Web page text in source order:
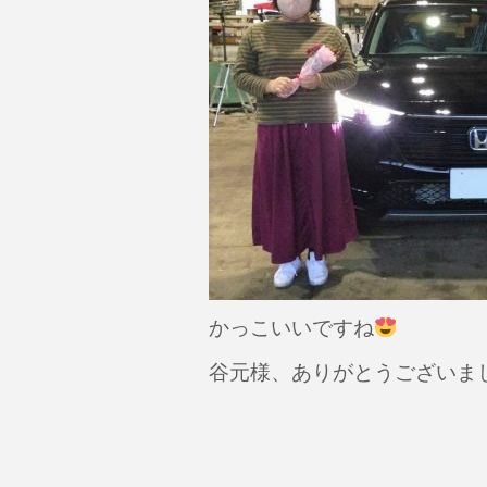
かっこいいですね
谷元様、ありがとうございま